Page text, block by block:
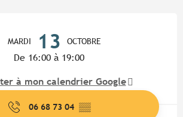
MARDI 13 OCTOBRE
De 16:00 à 19:00
à mon calendrier Google
06 68 73 04 ▒▒